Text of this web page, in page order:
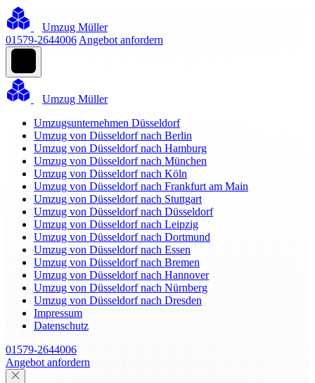
Umzug Müller
01579-2644006 Angebot anfordern
Umzug Müller
Umzugsunternehmen Düsseldorf
Umzug von Düsseldorf nach Berlin
Umzug von Düsseldorf nach Hamburg
Umzug von Düsseldorf nach München
Umzug von Düsseldorf nach Köln
Umzug von Düsseldorf nach Frankfurt am Main
Umzug von Düsseldorf nach Stuttgart
Umzug von Düsseldorf nach Düsseldorf
Umzug von Düsseldorf nach Leipzig
Umzug von Düsseldorf nach Dortmund
Umzug von Düsseldorf nach Essen
Umzug von Düsseldorf nach Bremen
Umzug von Düsseldorf nach Hannover
Umzug von Düsseldorf nach Nürnberg
Umzug von Düsseldorf nach Dresden
Impressum
Datenschutz
01579-2644006
Angebot anfordern